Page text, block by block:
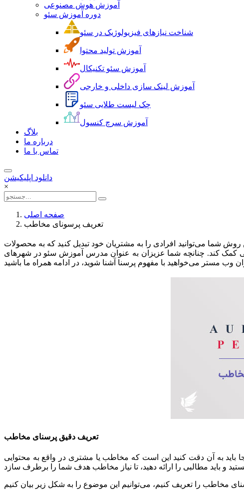
آموزش هوش مصنوعی
دوره آموزش سئو
شناخت نیازهای فیزیولوژیک در سئو
آموزش تولید محتوا
آموزش سئو تکنیکال
آموزش لینک سازی داخلی و خارجی
چک لیست طلایی سئو
آموزش سرچ کنسول
بلاگ
درباره ما
تماس با ما
دانلود اپلیکیشن
×
صفحه اصلی
تعریف پرسونای مخاطب
شما می‌توانید افرادی را به مشتریان خود تبدیل کنید که به محصولات
کمک کند. چنانچه شما عزیزان به عنوان مدرس آموزش سئو در شهرهای
تعریف دقیق پرسنای مخاطب
باید به آن دقت کنید این است که مخاطب یا مشتری در واقع به محتوایی